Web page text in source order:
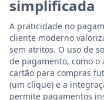
simplificada
A praticidade no
cliente moderno
sem atritos. O uso de
de pagamento, como
cartão para compras
(um clique) e a
permite pagamentos